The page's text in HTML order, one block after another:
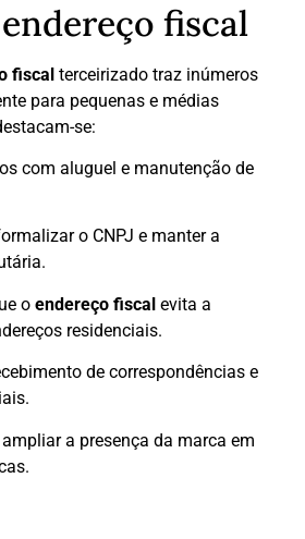
fiscal
fiscal terceirizado traz inúmeros
para pequenas e médias
se:
com aluguel e manutenção de
o CNPJ e manter a
o endereço fiscal evita a
residenciais.
de correspondências e
a presença da marca em